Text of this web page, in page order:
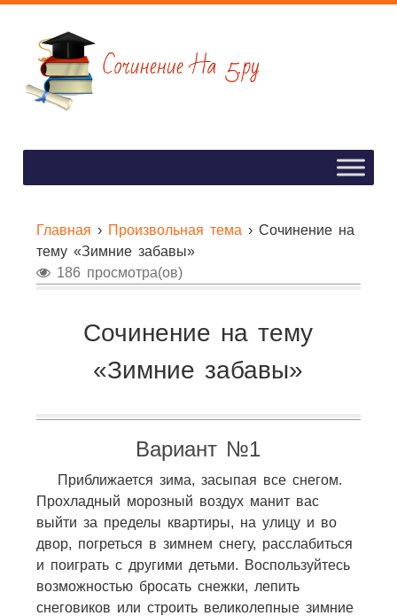
Главная › Произвольная тема › Сочинение на
тему «Зимние забавы»
186 просмотра(ов)
Сочинение на тему
«Зимние забавы»
Вариант №1
Приближается зима, засыпая все снегом.
Прохладный морозный воздух манит вас
выйти за пределы квартиры, на улицу и во
двор, погреться в зимнем снегу, расслабиться
и поиграть с другими детьми. Воспользуйтесь
возможностью бросать снежки, лепить
снеговиков или строить великолепные зимние